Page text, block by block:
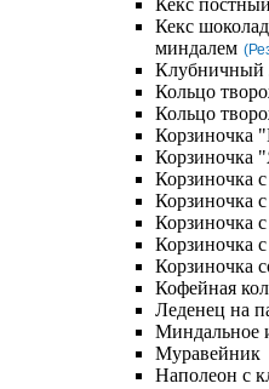
Кекс
Кекс
миндалем
Клубничный
Кольцо
Кольцо
Корзиночка
Корзиночка
Корзиночка
Корзиночка
Корзиночка
Корзиночка
Корзиночка
Кофейная
Леденец на
Миндальное
Муравейник
Наполеон с